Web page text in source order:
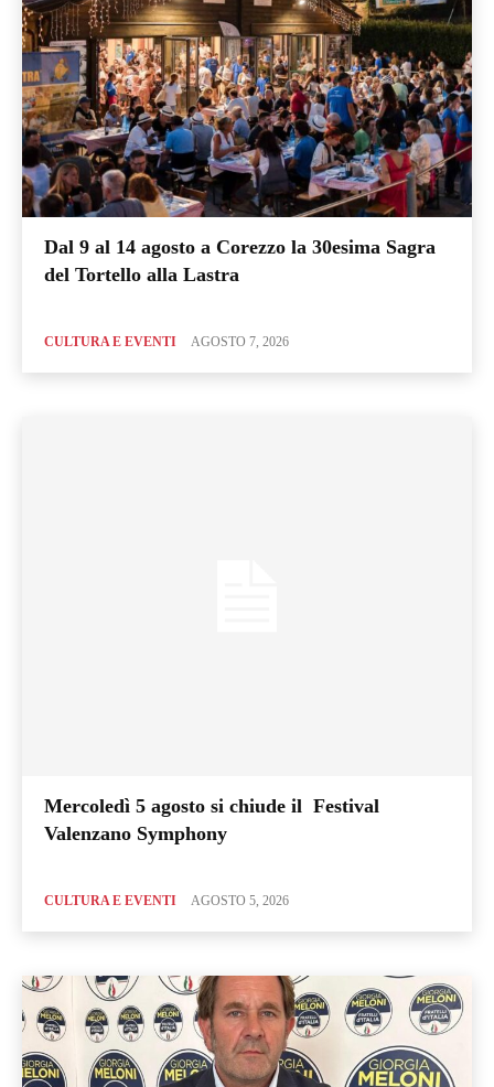
Dal 9 al 14 agosto a Corezzo la 30esima Sagra
del Tortello alla Lastra
CULTURA E EVENTI AGOSTO 7, 2026
Mercoledì 5 agosto si chiude il Festival
Valenzano Symphony
CULTURA E EVENTI AGOSTO 5, 2026